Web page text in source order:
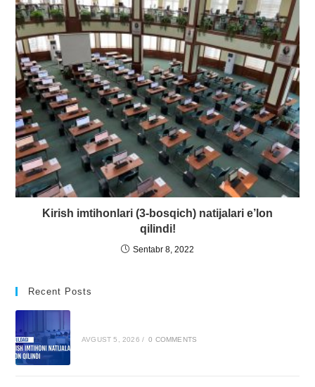
Kirish imtihonlari (3-bosqich) natijalari e’lon
qilindi!
Sentabr 8, 2022
Recent Posts
AVGUST 5, 2026 / 0 COMMENTS